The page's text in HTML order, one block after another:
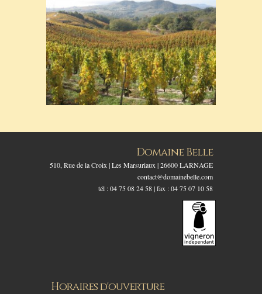
Domaine Belle
510, Rue de la Croix | Les Marsuriaux | 26600 LARNAGE
contact@domainebelle.com
tél : 04 75 08 24 58 | fax : 04 75 07 10 58
Horaires d'ouverture